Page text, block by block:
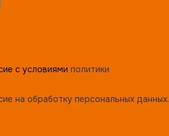
с условиямиполитики
на обработку персональных данных.